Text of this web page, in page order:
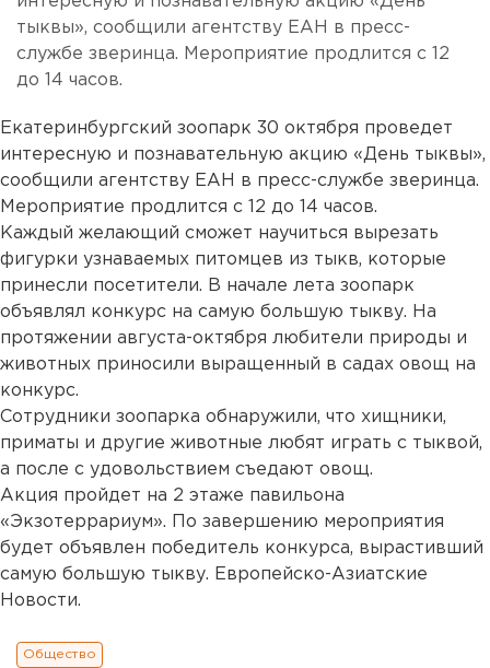
тыквы», сообщили агентству ЕАН в пресс-
службе зверинца. Мероприятие продлится с 12
до 14 часов.
Екатеринбургский зоопарк 30 октября проведет
интересную и познавательную акцию «День тыквы»,
сообщили агентству ЕАН в пресс-службе зверинца.
Мероприятие продлится с 12 до 14 часов.
Каждый желающий сможет научиться вырезать
фигурки узнаваемых питомцев из тыкв, которые
принесли посетители. В начале лета зоопарк
объявлял конкурс на самую большую тыкву. На
протяжении августа-октября любители природы и
животных приносили выращенный в садах овощ на
конкурс.
Сотрудники зоопарка обнаружили, что хищники,
приматы и другие животные любят играть с тыквой,
а после с удовольствием съедают овощ.
Акция пройдет на 2 этаже павильона
«Экзотеррариум». По завершению мероприятия
будет объявлен победитель конкурса, вырастивший
самую большую тыкву. Европейско-Азиатские
Новости.
Общество